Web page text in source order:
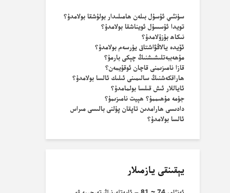
سۈنئىي ئۇسۇل بىلەن ھامىلىدار بولۇشقا بولامدۇ؟
تويدا ئۇسسۇل ئويناشقا بولامدۇ؟
نىكاھ بۇزۇلامدۇ؟
ئۆيدە يالاڭۋاشتاق يۈرسەم بولامدۇ؟
مۇھەببەتلىشىشنىڭ چېكى بارمۇ؟
قازا نامىزىمنى قاچان ئوقۇيمەن؟
ھاراقكەشنىڭ سالىمىنى ئىلىك ئالسا بولامدۇ؟
ئاياللار ئىش قىلسا بولمامدۇ؟
جۈمە مۇھىممۇ؟ ھېيت نامىزىمۇ؟
دادىسى ھارامدىن تاپقان پۇلنى بالىسى مىراس
ئالسا بولامدۇ؟
يېقىنقى يازمىلار